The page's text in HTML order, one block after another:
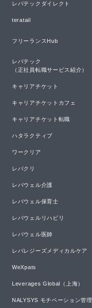
レバテックダイレクト
teratail
フリーランスHub
レバテック
（正社員転職サービス紹介）
キャリアチケット
キャリアチケットカフェ
キャリアチケット転職
ハタラクティブ
ワークリア
レバクリ
レバウェル介護
レバウェル保育士
レバウェルリハビリ
レバウェル医師
レバレジーズメディカルケア
WeXpats
Leverages Global（上海）
NALYSYS モチベーション管理